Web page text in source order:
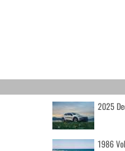
2025
1986